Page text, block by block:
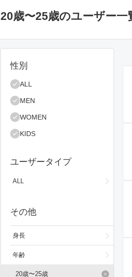
20歳〜25歳のユーザー一
絞り込み条件
性別
ALL
MEN
WOMEN
KIDS
ユーザータイプ
ALL
その他
身長
年齢
20歳〜25歳